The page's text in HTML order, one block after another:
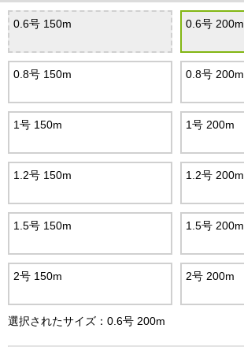
0.6号 150m 0.6号 200m
0.8号 150m 0.8号 200m
1号 150m 1号 200m
1.2号 150m 1.2号 200m
1.5号 150m 1.5号 200m
2号 150m 2号 200m
選択されたサイズ：0.6号 200m